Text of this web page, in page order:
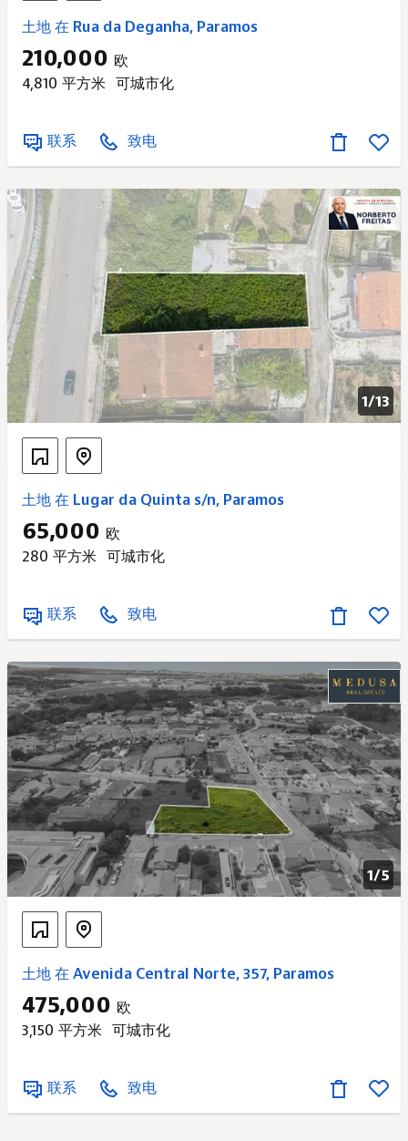
土地 在 Rua da Deganha, Paramos
210,000 欧
4,810 平方米 可城市化
联系 致电
1/13
土地 在 Lugar da Quinta s/n, Paramos
65,000 欧
280 平方米 可城市化
联系 致电
1/5
土地 在 Avenida Central Norte, 357, Paramos
475,000 欧
3,150 平方米 可城市化
联系 致电